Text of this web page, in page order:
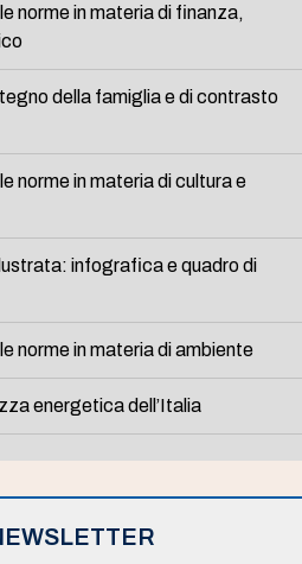
norme in materia di finanza,
della famiglia e di contrasto
norme in materia di cultura e
infografica e quadro di
norme in materia di ambiente
energetica dell’Italia